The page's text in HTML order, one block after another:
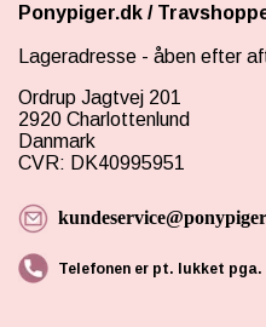
Ponypiger.dk /
Lageradresse - åben efter
Ordrup Jagtvej 201
2920 Charlottenlund
Danmark
CVR: DK40995951
Telefonen er pt. lukket pga.